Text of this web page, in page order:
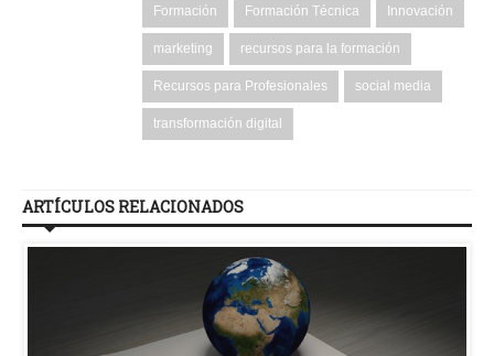
Formación Formación Técnica Innovación
marketing recursos para la formación
Recursos para Profesionales social media
transformación digital
ARTÍCULOS RELACIONADOS